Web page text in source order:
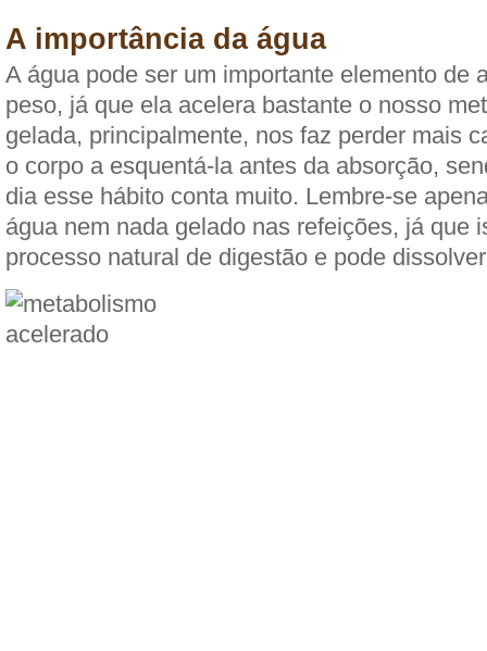
A importância da água
A água pode ser um importante elemento de
peso, já que ela acelera bastante o nosso
gelada, principalmente, nos faz perder mais
o corpo a esquentá-la antes da absorção,
dia esse hábito conta muito. Lembre-se
água nem nada gelado nas refeições, já que
processo natural de digestão e pode